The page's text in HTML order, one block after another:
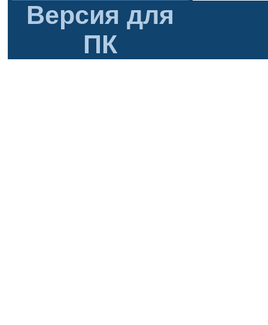
Версия для
ПК